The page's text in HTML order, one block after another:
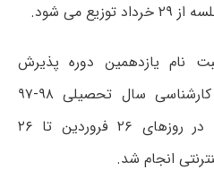
می شود.
نام یازدهمین دوره پذیرش
دانشجوی پزشکی از مقطع کارشناسی سال تحصیلی ۹۸-۹۷
دانشگاه علوم پزشکی تهران در روزهای ۲۶ فروردین تا ۲۶